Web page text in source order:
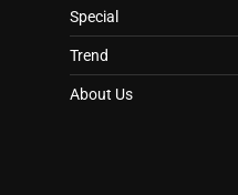
Special
Trend
About Us